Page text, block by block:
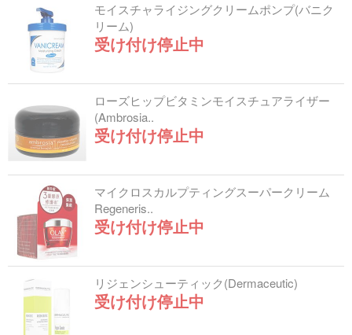
モイスチャライジングクリームポンプ(バニク
リーム)
受け付け停止中
ローズヒップビタミンモイスチュアライザー
(Ambrosia..
受け付け停止中
マイクロスカルプティングスーパークリーム
Regeneris..
受け付け停止中
リジェンシューティック(Dermaceutic)
受け付け停止中